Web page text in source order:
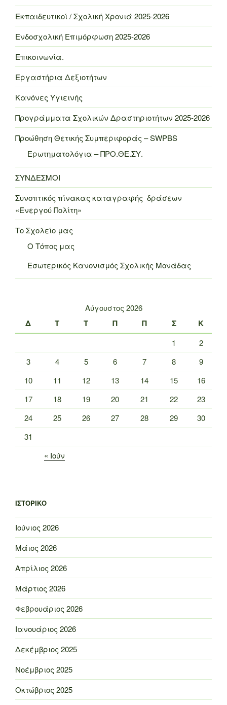
Εκπαιδευτικοί / Σχολική Χρονιά 2025-2026
Ενδοσχολική Επιμόρφωση 2025-2026
Επικοινωνία.
Εργαστήρια Δεξιοτήτων
Κανόνες Υγιεινής
Προγράμματα Σχολικών Δραστηριοτήτων 2025-2026
Προώθηση Θετικής Συμπεριφοράς – SWPBS
Ερωτηματολόγια – ΠΡΟ.ΘΕ.ΣΥ.
ΣΥΝΔΕΣΜΟΙ
Συνοπτικός πίνακας καταγραφής δράσεων
«Ενεργού Πολίτη»
Το Σχολείο μας
Ο Τόπος μας
Εσωτερικός Κανονισμός Σχολικής Μονάδας
Αύγουστος 2026
Δ Τ Τ Π Π Σ Κ
1
2
3
4 5 6 7 8
9
10
11 12 13 14 15
16
17
18 19 20 21 22
23
24
25 26 27 28 29
30
31
« Ιούν
ΙΣΤΟΡΙΚΌ
Ιούνιος 2026
Μάιος 2026
Απρίλιος 2026
Μάρτιος 2026
Φεβρουάριος 2026
Ιανουάριος 2026
Δεκέμβριος 2025
Νοέμβριος 2025
Οκτώβριος 2025